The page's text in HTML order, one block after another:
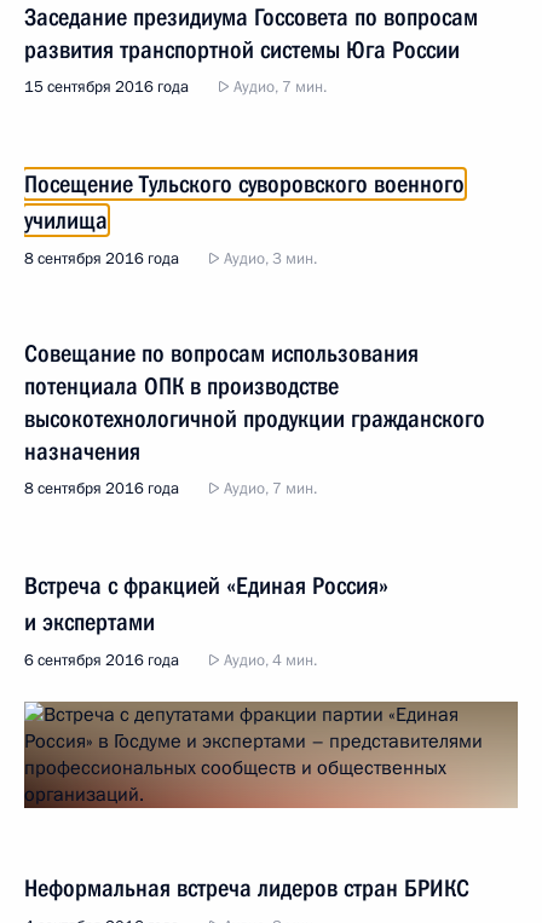
Заседание президиума Госсовета по вопросам
развития транспортной системы Юга России
15 сентября 2016 года Аудио, 7 мин.
Посещение Тульского суворовского военного
училища
8 сентября 2016 года Аудио, 3 мин.
Совещание по вопросам использования
потенциала ОПК в производстве
высокотехнологичной продукции гражданского
назначения
8 сентября 2016 года Аудио, 7 мин.
Встреча с фракцией «Единая Россия»
и экспертами
6 сентября 2016 года Аудио, 4 мин.
Неформальная встреча лидеров стран БРИКС